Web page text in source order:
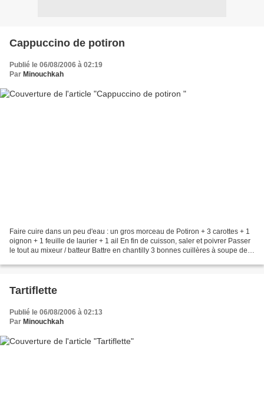
Cappuccino de potiron
Publié le 06/08/2006 à 02:19
Par Minouchkah
Faire cuire dans un peu d'eau : un gros morceau de Potiron + 3 carottes + 1
oignon + 1 feuille de laurier + 1 ail En fin de cuisson, saler et poivrer Passer
le tout au mixeur / batteur Battre en chantilly 3 bonnes cuillères à soupe de
Tartiflette
Publié le 06/08/2006 à 02:13
Par Minouchkah